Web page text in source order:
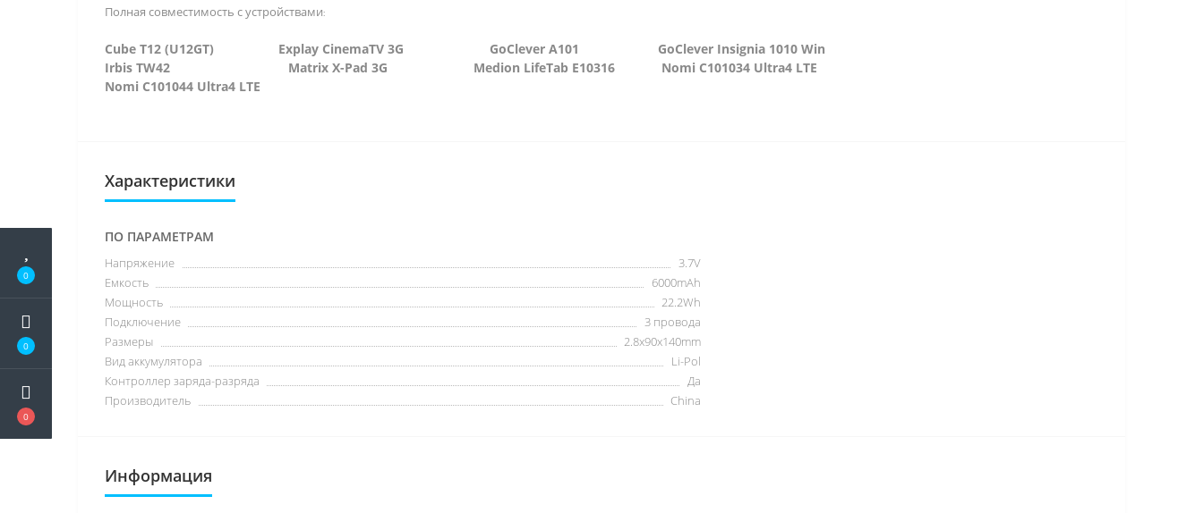
0
0
0
Полная совместимость с устройствами:
Cube T12 (U12GT) Explay CinemaTV 3G GoClever A101 GoClever Insignia 1010 Win
Irbis TW42 Matrix X-Pad 3G Medion LifeTab E10316 Nomi C101034 Ultra4 LTE
Nomi C101044 Ultra4 LTE
Характеристики
ПО ПАРАМЕТРАМ
Напряжение
3.7V
Емкость
6000mAh
Мощность
22.2Wh
Подключение
3 провода
Размеры
2.8x90x140mm
Вид аккумулятора
Li-Pol
Контроллер заряда-разряда
Да
Производитель
China
Информация